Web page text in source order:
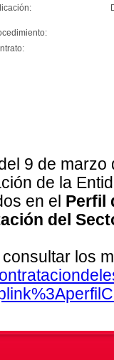
9 de
de la
en el Perfil
del
los